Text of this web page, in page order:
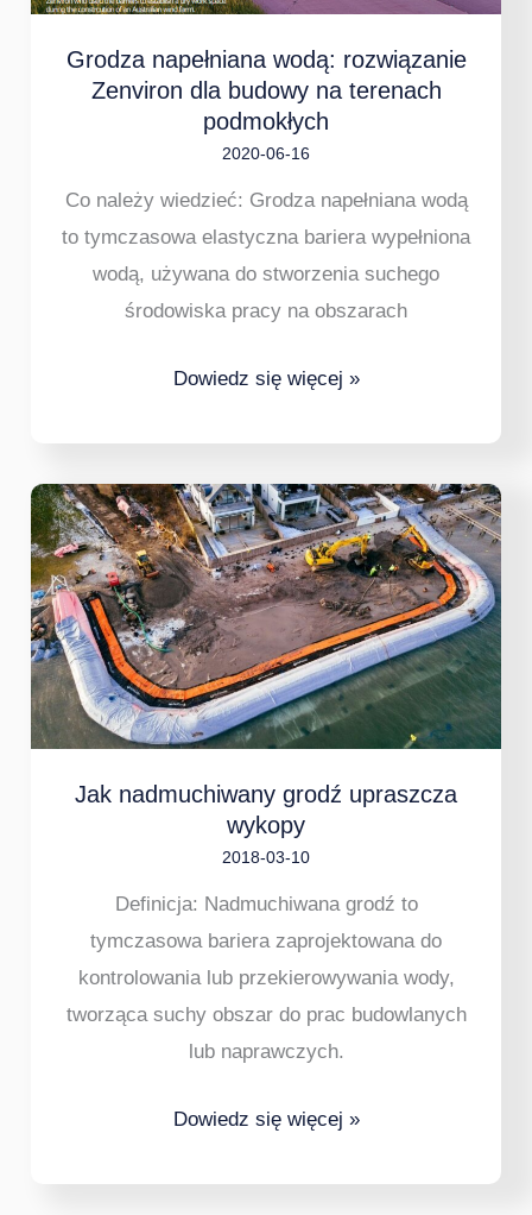
Grodza napełniana wodą: rozwiązanie
Zenviron dla budowy na terenach
podmokłych
2020-06-16
Co należy wiedzieć: Grodza napełniana wodą
to tymczasowa elastyczna bariera wypełniona
wodą, używana do stworzenia suchego
środowiska pracy na obszarach
terenach
podmokłych
Dowiedz się więcej »
Jak nadmuchiwany grodź upraszcza
wykopy
2018-03-10
Definicja: Nadmuchiwana grodź to
tymczasowa bariera zaprojektowana do
kontrolowania lub przekierowywania wody,
tworząca suchy obszar do prac budowlanych
lub naprawczych.
Jak
nadmuchiwany
grodź
upraszcza
wykopy
Dowiedz się więcej »